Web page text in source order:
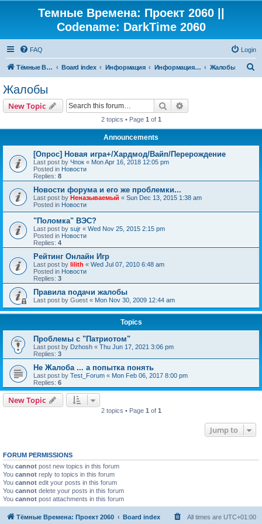
Темные Времена: Проект 2060 ||
Codename: DarkTime 2060
FAQ Login
Тёмные Времена: Проект 2060 Board index Информация Информация от Падших/ОХ Жалобы
Жалобы
New Topic Search
2 topics • Page 1 of 1
Announcements
[Опрос] Новая игра+/Хардмод/Вайп/Перерождение
Last post by Чпок « Mon Apr 16, 2018 12:05 pm
Posted in Новости
Replies: 8
Новости форума и его же проблемки...
Last post by Неназываемый « Sun Dec 13, 2015 1:38 am
Posted in Новости
"Поломка" ВЭС?
Last post by sujr « Wed Nov 25, 2015 2:15 pm
Posted in Новости
Replies: 4
Рейтинг Онлайн Игр
Last post by lilith « Wed Jul 07, 2010 6:48 am
Posted in Новости
Replies: 3
Правила подачи жалобы
Last post by Guest « Mon Nov 30, 2009 12:44 am
Topics
Проблемы с "Патриотом"
Last post by Dzhosh « Thu Jun 17, 2021 3:06 pm
Replies: 3
Не Жалоба ... а попытка понять
Last post by Test_Forum « Mon Feb 06, 2017 8:00 pm
Replies: 6
New Topic
2 topics • Page 1 of 1
Jump to
FORUM PERMISSIONS
You cannot post new topics in this forum
You cannot reply to topics in this forum
You cannot edit your posts in this forum
You cannot delete your posts in this forum
You cannot post attachments in this forum
Тёмные Времена: Проект 2060 Board index All times are UTC+01:00